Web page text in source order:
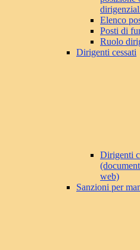
Elenco
Posti di
Ruolo
Dirigenti cessati
Dirigenti
web)
Sanzioni per